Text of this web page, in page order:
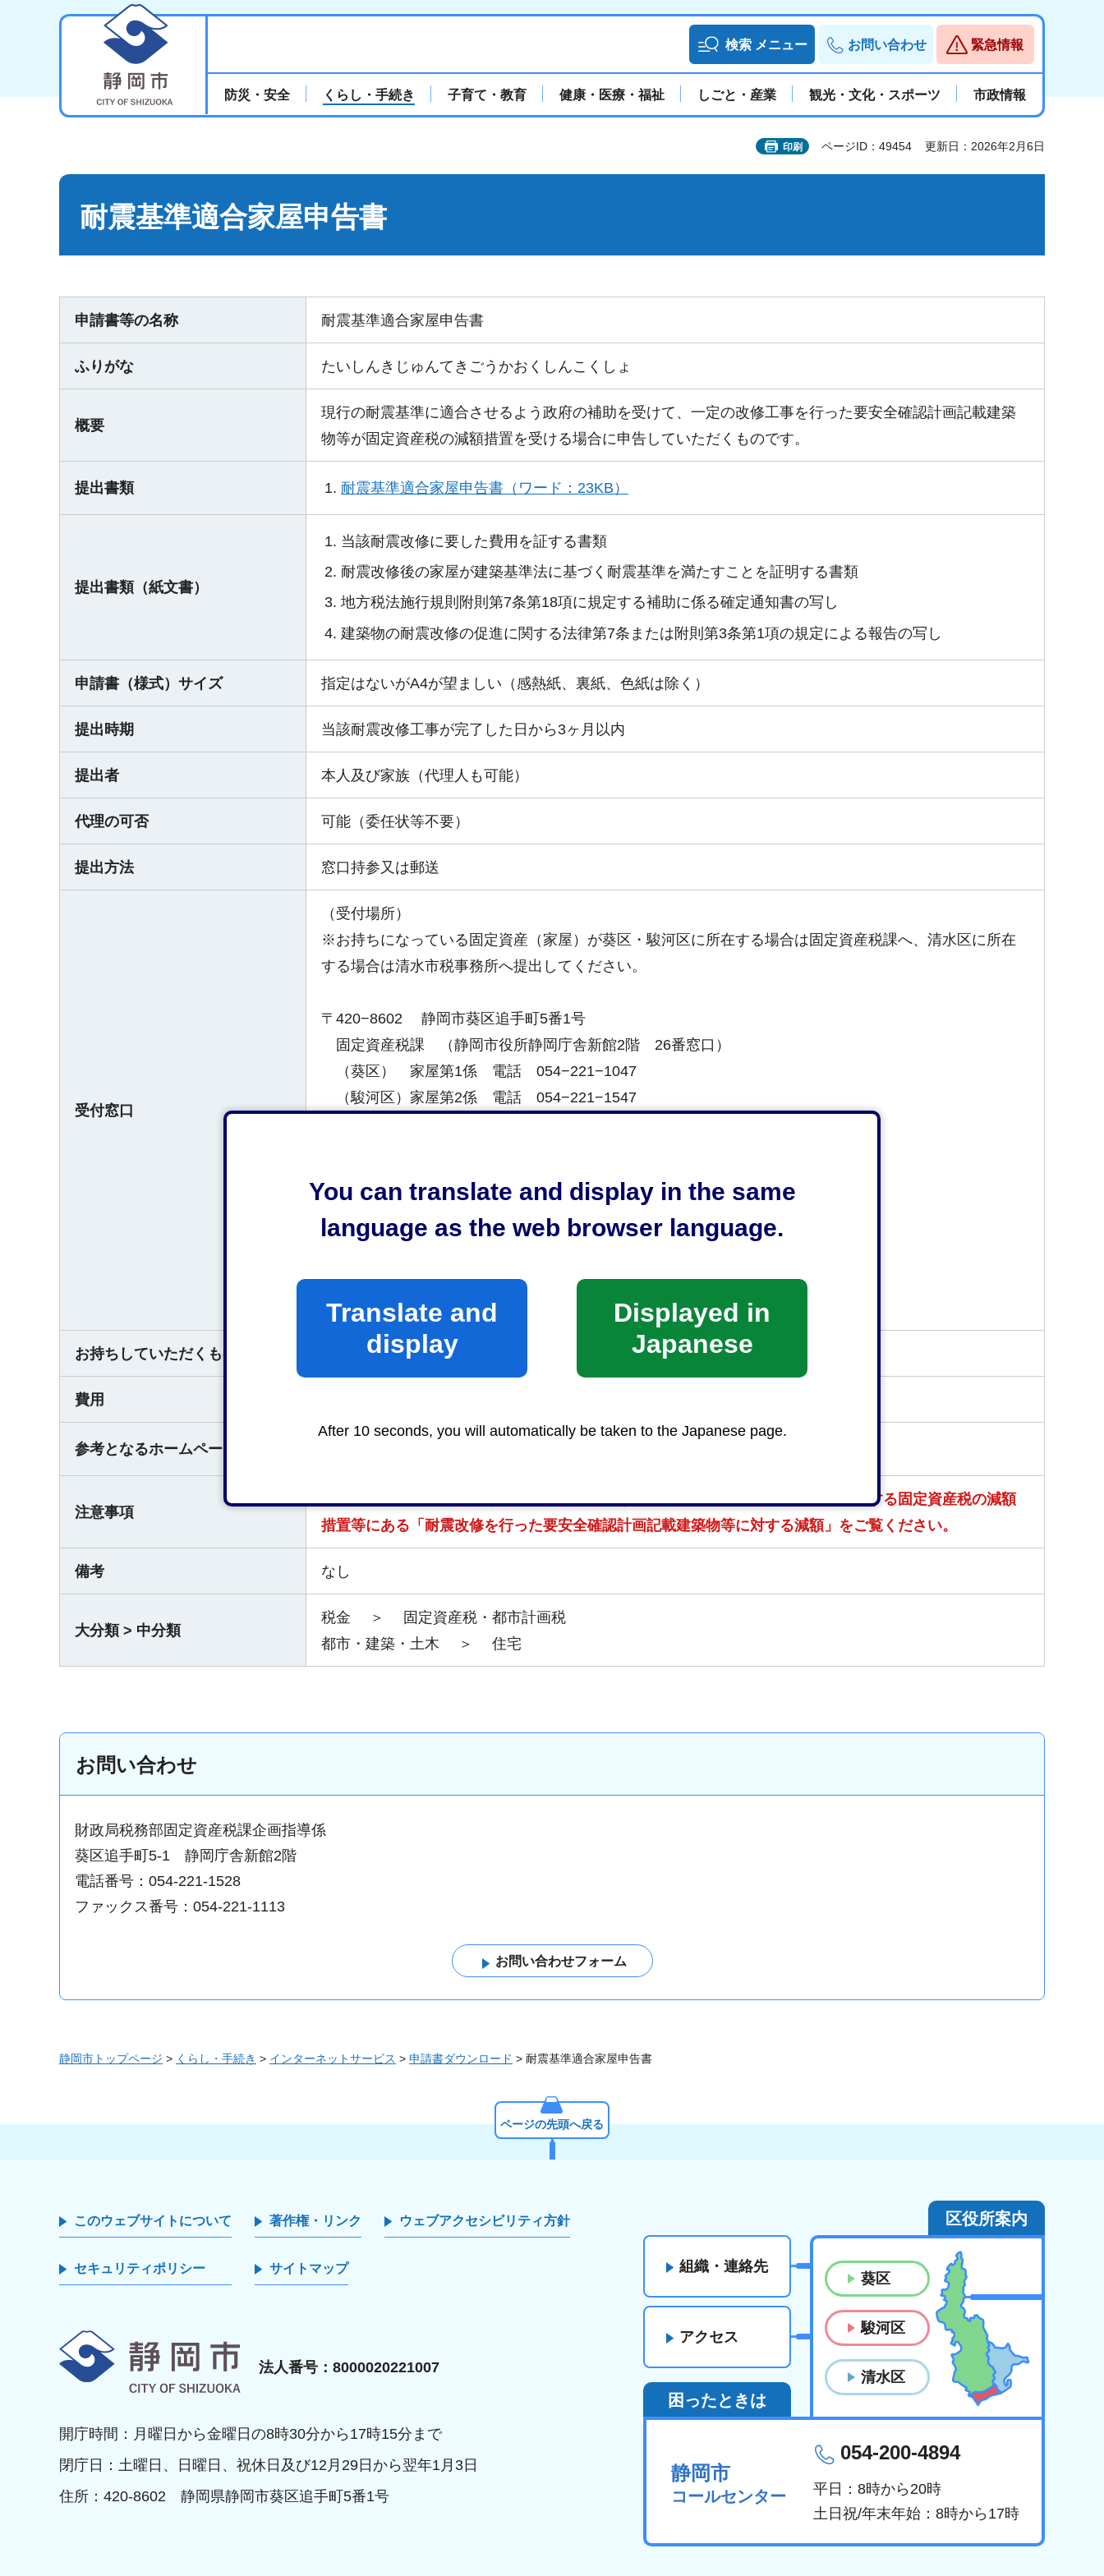
You can translate and display in the same
language as the web browser language.
Translate and
display
Displayed in
Japanese
After 10 seconds, you will automatically be taken to the Japanese page.
検索 メニュー お問い合わせ 緊急情報
防災・安全 くらし・手続き 子育て・教育 健康・医療・福祉 しごと・産業 観光・文化・スポーツ 市政情報
印刷 ページID：49454 更新日：2026年2月6日
耐震基準適合家屋申告書
申請書等の名称 耐震基準適合家屋申告書
ふりがな たいしんきじゅんてきごうかおくしんこくしょ
概要
現行の耐震基準に適合させるよう政府の補助を受けて、一定の改修工事を行った要安全確認計画記載建築
物等が固定資産税の減額措置を受ける場合に申告していただくものです。
提出書類 耐震基準適合家屋申告書（ワード：23KB）
提出書類（紙文書）
当該耐震改修に要した費用を証する書類
耐震改修後の家屋が建築基準法に基づく耐震基準を満たすことを証明する書類
地方税法施行規則附則第7条第18項に規定する補助に係る確定通知書の写し
建築物の耐震改修の促進に関する法律第7条または附則第3条第1項の規定による報告の写し
申請書（様式）サイズ 指定はないがA4が望ましい（感熱紙、裏紙、色紙は除く）
提出時期 当該耐震改修工事が完了した日から3ヶ月以内
提出者 本人及び家族（代理人も可能）
代理の可否 可能（委任状等不要）
提出方法 窓口持参又は郵送
受付窓口
（受付場所）
※お持ちになっている固定資産（家屋）が葵区・駿河区に所在する場合は固定資産税課へ、清水区に所在
する場合は清水市税事務所へ提出してください。
〒420−8602 静岡市葵区追手町5番1号
固定資産税課 （静岡市役所静岡庁舎新館2階 26番窓口）
（葵区） 家屋第1係 電話 054−221−1047
（駿河区）家屋第2係 電話 054−221−1547
家屋係 電話 054−354−2082・2083
平日午前8時30分から午後5時15分まで
なお、土日祝日及び年末年始（12月29日から1月3日まで）は受け付けておりません。
お持ちしていただくもの なし（本人確認等不要）
費用
参考となるホームページ
注意事項
制度の詳しい内容等につきましては、参考となるホームページに記載の、家屋に対する固定資産税の減額
措置等にある「耐震改修を行った要安全確認計画記載建築物等に対する減額」をご覧ください。
備考 なし
大分類 > 中分類
税金 ＞
固定資産税・都市計画税
都市・建築・土木
＞ 住宅
お問い合わせ
財政局税務部固定資産税課企画指導係
葵区追手町5-1 静岡庁舎新館2階
電話番号：054-221-1528
ファックス番号：054-221-1113
静岡市トップページ > くらし・手続き > インターネットサービス > 申請書ダウンロード > 耐震基準適合家屋申告書
ページの先頭へ戻る
このウェブサイトについて 著作権・リンク ウェブアクセシビリティ方針
セキュリティポリシー サイトマップ
法人番号：8000020221007
開庁時間：月曜日から金曜日の8時30分から17時15分まで
閉庁日：土曜日、日曜日、祝休日及び12月29日から翌年1月3日
住所：420-8602 静岡県静岡市葵区追手町5番1号
組織・連絡先
アクセス
区役所案内
葵区
駿河区
清水区
困ったときは
静岡市
コールセンター
054-200-4894
平日：8時から20時
土日祝/年末年始：8時から17時